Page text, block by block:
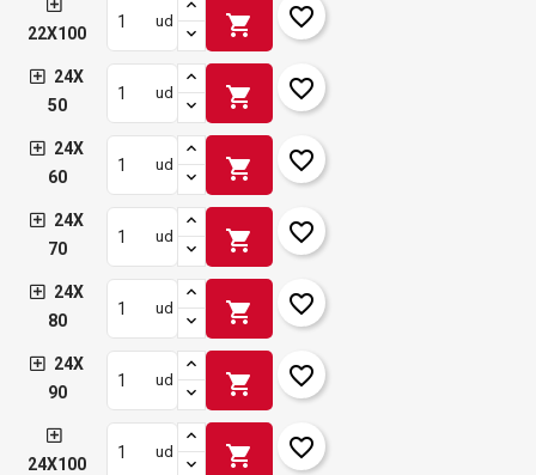
22X100
ud shopping_cart favorite_border
24X
50
ud shopping_cart favorite_border
24X
60
ud shopping_cart favorite_border
24X
70
ud shopping_cart favorite_border
24X
80
ud shopping_cart favorite_border
24X
90
ud shopping_cart favorite_border
24X100
ud shopping_cart favorite_border